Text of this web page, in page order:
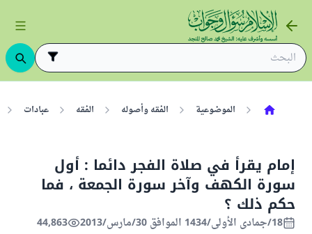
الموضوعية الفقه وأصوله الفقه عبادات
إمام يقرأ في صلاة الفجر دائما : أول
سورة الكهف وآخر سورة الجمعة ، فما
حكم ذلك ؟
18/جمادى الأولى/1434 الموافق 30/مارس/2013 44,863